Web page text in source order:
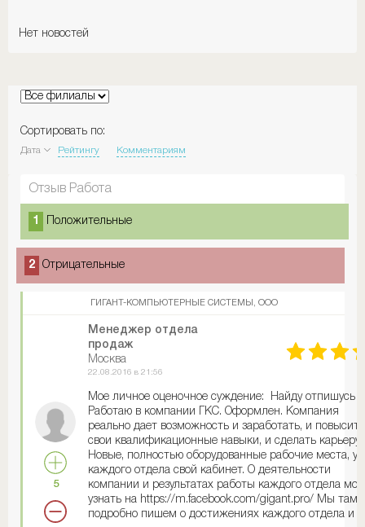
Нет новостей
Сортировать по:
Дата Рейтингу Комментариям
Отзыв Работа
1 Положительные
2 Отрицательные
ГИГАНТ-КОМПЬЮТЕРНЫЕ СИСТЕМЫ, ООО
5
Менеджер отдела
продаж
Москва
22.08.2016 в 21:56
Мое личное оценочное суждение: Найду отпишусь
Работаю в компании ГКС. Оформлен. Компания
реально дает возможность и заработать, и повысить
свои квалификационные навыки, и сделать карьеру.
Новые, полностью оборудованные рабочие места, у
каждого отдела свой кабинет. О деятельности
компании и результатах работы каждого отдела
узнать на https://m.facebook.com/gigant.pro/ Мы там
подробно пишем о достижениях каждого отдела и